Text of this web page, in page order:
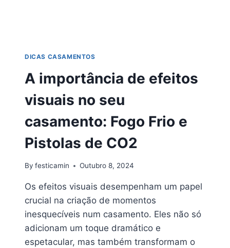
DICAS CASAMENTOS
A importância de efeitos
visuais no seu
casamento: Fogo Frio e
Pistolas de CO2
By festicamin Outubro 8, 2024
Os efeitos visuais desempenham um papel
crucial na criação de momentos
inesquecíveis num casamento. Eles não só
adicionam um toque dramático e
espetacular, mas também transformam o